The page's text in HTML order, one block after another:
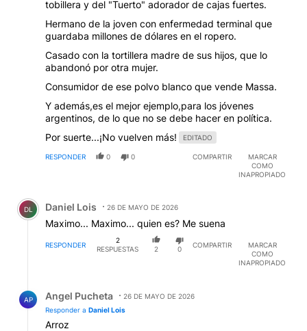
tobillera y del "Tuerto" adorador de cajas fuertes.
Hermano de la joven con enfermedad terminal que
guardaba millones de dólares en el ropero.
Casado con la tortillera madre de sus hijos, que lo
abandonó por otra mujer.
Consumidor de ese polvo blanco que vende Massa.
Y además,es el mejor ejemplo,para los jóvenes
argentinos, de lo que no se debe hacer en política.
Por suerte...¡No vuelven más!
EDITADO
RESPONDER 0 0 COMPARTIR
MARCAR
COMO
INAPROPIADO
Comentario de Daniel Lois.
DL Daniel Lois 26 DE MAYO DE 2026
Maximo... Maximo... quien es? Me suena
RESPONDER
2
RESPUESTAS
2 0
COMPARTIR
MARCAR
COMO
INAPROPIADO
AP Angel Pucheta
26 DE MAYO DE 2026
Responder a Daniel Lois
Arroz